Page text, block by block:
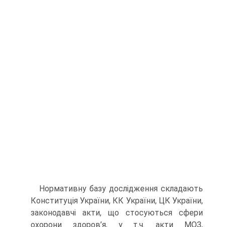
Нормативну базу дослідження складають
Конституція України, КК України, ЦК України,
законодавчі акти, що стосуються сфери
охорони здоров’я, у т.ч. акти МОЗ,